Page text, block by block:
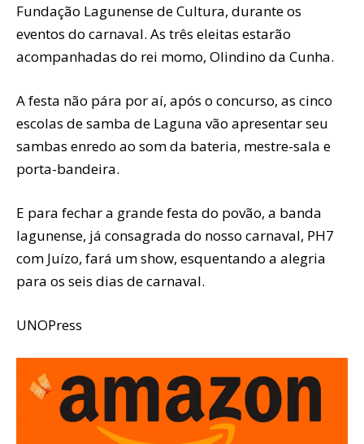
Fundação Lagunense de Cultura, durante os
eventos do carnaval. As três eleitas estarão
acompanhadas do rei momo, Olindino da Cunha.
A festa não pára por aí, após o concurso, as cinco
escolas de samba de Laguna vão apresentar seu
sambas enredo ao som da bateria, mestre-sala e
porta-bandeira.
E para fechar a grande festa do povão, a banda
lagunense, já consagrada do nosso carnaval, PH7
com Juízo, fará um show, esquentando a alegria
para os seis dias de carnaval.
UNOPress